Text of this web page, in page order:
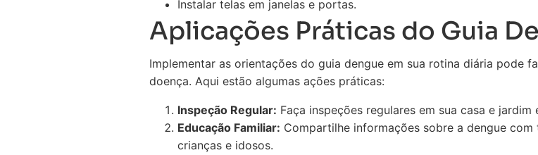
Instalar telas em janelas e portas.
Aplicações Práticas do Guia
Implementar as orientações do guia dengue em sua rotina diária pode
doença. Aqui estão algumas ações práticas:
Inspeção Regular: Faça inspeções regulares em sua casa e
Educação Familiar: Compartilhe informações sobre a dengue
crianças e idosos.